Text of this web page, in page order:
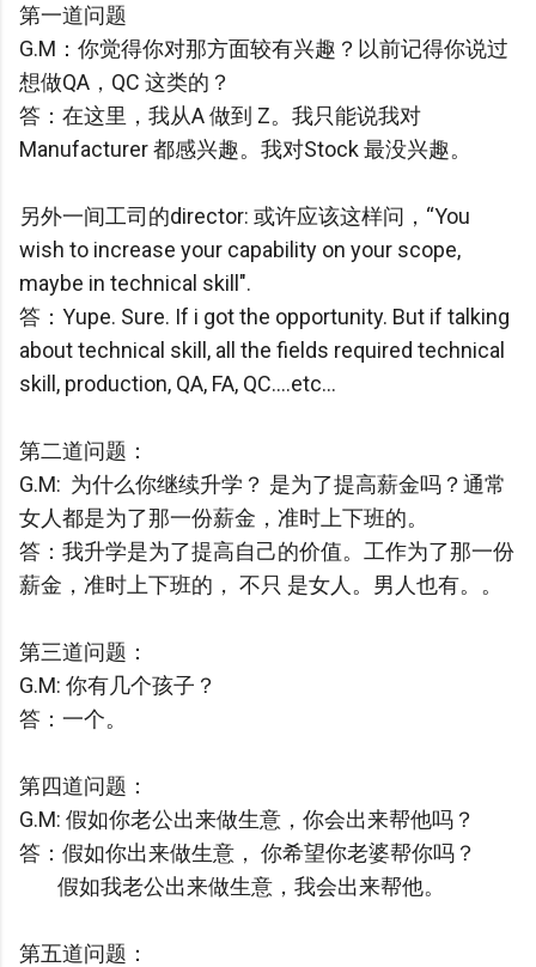
第一道问题
G.M：你觉得你对那方面较有兴趣？以前记得你说过
想做QA，QC 这类的？
答：在这里，我从A 做到 Z。我只能说我对
Manufacturer 都感兴趣。我对Stock 最没兴趣。
另外一间工司的director: 或许应该这样问，“You
wish to increase your capability on your scope,
maybe in technical skill".
答：Yupe. Sure. If i got the opportunity. But if talking
about technical skill, all the fields required technical
skill, production, QA, FA, QC....etc...
第二道问题：
G.M: 为什么你继续升学？ 是为了提高薪金吗？通常
女人都是为了那一份薪金，准时上下班的。
答：我升学是为了提高自己的价值。工作为了那一份
薪金，准时上下班的， 不只 是女人。男人也有。。
第三道问题：
G.M: 你有几个孩子？
答：一个。
第四道问题：
G.M: 假如你老公出来做生意，你会出来帮他吗？
答：假如你出来做生意， 你希望你老婆帮你吗？
假如我老公出来做生意，我会出来帮他。
第五道问题：